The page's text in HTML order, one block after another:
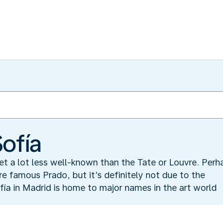
a lot less well-known than the Tate or Louvre.
famous Prado, but it’s definitely not due to the
in Madrid is home to major names in the art world